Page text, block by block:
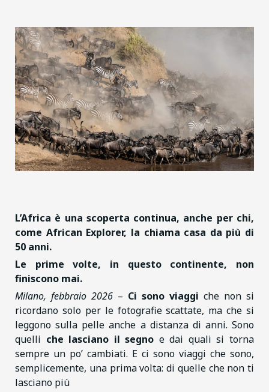
L’Africa è una scoperta continua, anche per chi,
come African Explorer, la chiama casa da più di
50 anni.
Le prime volte, in questo continente, non
finiscono mai.
Milano, febbraio 2026 – Ci sono viaggi che non si
ricordano solo per le fotografie scattate, ma che si
leggono sulla pelle anche a distanza di anni. Sono
quelli che lasciano il segno e dai quali si torna
sempre un po’ cambiati. E ci sono viaggi che sono,
semplicemente, una prima volta: di quelle che non ti
lasciano più